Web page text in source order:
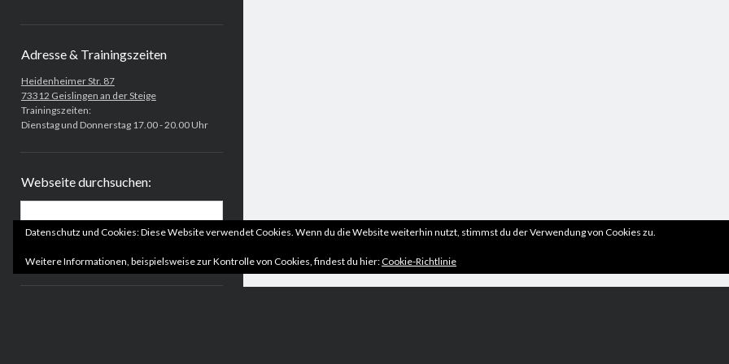
Adresse & Trainingszeiten
Heidenheimer Str. 87
73312 Geislingen an der Steige
Trainingszeiten:
Dienstag und Donnerstag 17.00 - 20.00 Uhr
Webseite durchsuchen:
Datenschutz und Cookies: Diese Website verwendet Cookies. Wenn du die Website weiterhin nutzt, stimmst du der Verwendung von Cookies zu.
Weitere Informationen, beispielsweise zur Kontrolle von Cookies, findest du hier:Cookie-Richtlinie